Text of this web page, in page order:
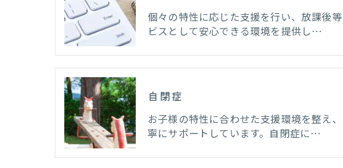
個々の特性に応じた支援を行い、放課後
ビスとして安心できる環境を提供し…
自閉症
お子様の特性に合わせた支援環境を整え
寧にサポートしています。自閉症に…